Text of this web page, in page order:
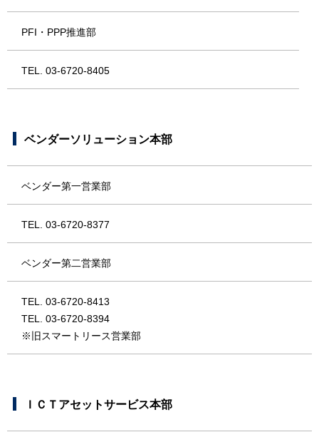
PFI・PPP推進部
TEL. 03-6720-8405
ベンダーソリューション本部
ベンダー第一営業部
TEL. 03-6720-8377
ベンダー第二営業部
TEL. 03-6720-8413
TEL. 03-6720-8394
※旧スマートリース営業部
ＩＣＴアセットサービス本部